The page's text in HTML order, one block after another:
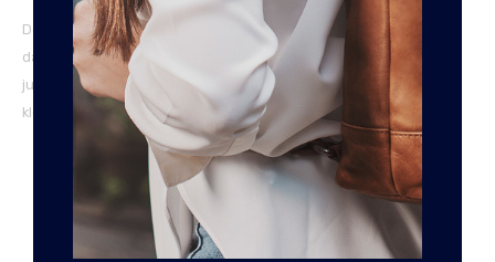
Deze riem is 3cm breed en van zacht soepel kwaliteitsleer,
daardoor is de riem te dragen als mode accessoires over een
jurkje of in je jeans als riem. Snake is de verkrijgen in 2 tijdloze
kleuren en 3 verschillende maten.
100% Topkwaliteit runderleder.
Merk: Frankies leermeneer.
Kleur: zwart, wit.
Breedte van de riem: 3 cm.